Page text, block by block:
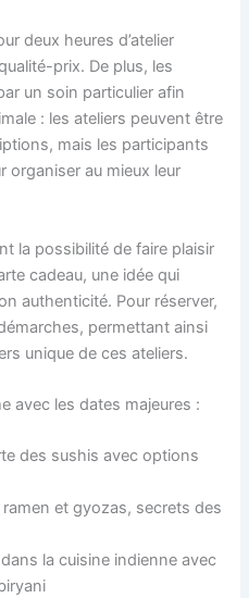
deux heures d’atelier
prix. De plus, les
un soin particulier afin
: les ateliers peuvent être
mais les participants
organiser au mieux leur
la possibilité de faire plaisir
cadeau, une idée qui
authenticité. Pour réserver,
permettant ainsi
unique de ces ateliers.
avec les dates majeures :
des sushis avec options
et gyozas, secrets des
la cuisine indienne avec